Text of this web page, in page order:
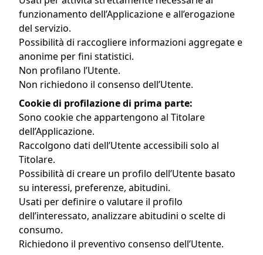
funzionamento dell’Applicazione e all’erogazione
del servizio.
Possibilità di raccogliere informazioni aggregate e
anonime per fini statistici.
Non profilano l’Utente.
Non richiedono il consenso dell’Utente.
Cookie di profilazione di prima parte:
Sono cookie che appartengono al Titolare
dell’Applicazione.
Raccolgono dati dell’Utente accessibili solo al
Titolare.
Possibilità di creare un profilo dell’Utente basato
su interessi, preferenze, abitudini.
Usati per definire o valutare il profilo
dell’interessato, analizzare abitudini o scelte di
consumo.
Richiedono il preventivo consenso dell’Utente.